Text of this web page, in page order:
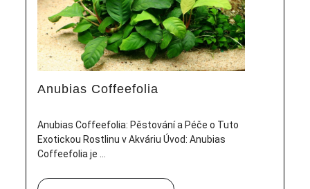
Anubias Coffeefolia
Anubias Coffeefolia: Pěstování a Péče o Tuto
Exotickou Rostlinu v Akváriu Úvod: Anubias
Coffeefolia je ...